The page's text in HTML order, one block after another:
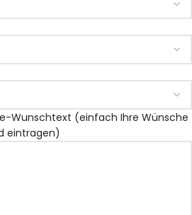
Wunschtext (einfach Ihre Wünsche
eintragen)